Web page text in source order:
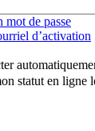
mot de passe
d’activation
statut en ligne